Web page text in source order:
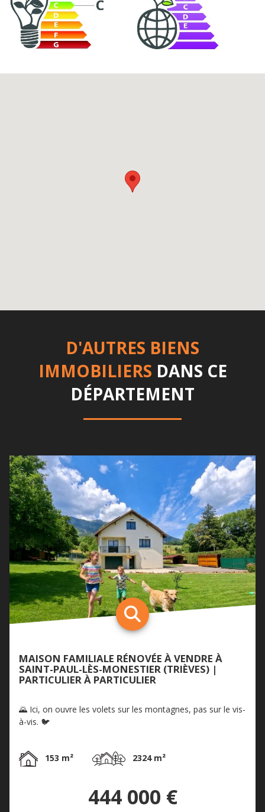
D'AUTRES BIENS
IMMOBILIERS DANS CE
DÉPARTEMENT
MAISON FAMILIALE RÉNOVÉE À VENDRE À
SAINT-PAUL-LÈS-MONESTIER (TRIÈVES) |
PARTICULIER À PARTICULIER
🌄 Ici, on ouvre les volets sur les montagnes, pas sur le vis-
à-vis. 🐦
153 m² 2324 m²
444 000 €